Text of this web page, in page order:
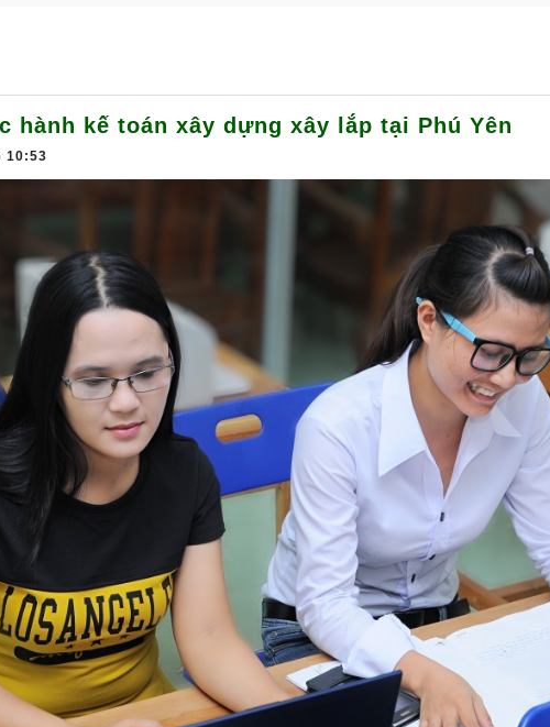
hành kế toán xây dựng xây lắp tại Phú Yên
10:53